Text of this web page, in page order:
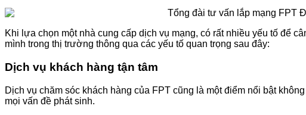
Khi lựa chọn một nhà cung cấp dịch vụ mạng, có rất nhiều yếu tố để
mình trong thị trường thông qua các yếu tố quan trọng sau đây:
Dịch vụ khách hàng tận tâm
Dịch vụ chăm sóc khách hàng của FPT cũng là một điểm nổi bật
mọi vấn đề phát sinh.